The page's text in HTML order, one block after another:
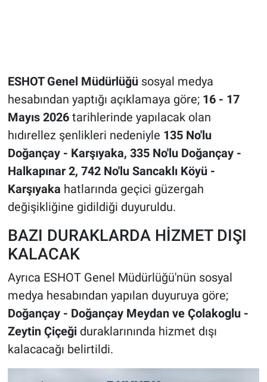
ESHOT Genel Müdürlüğüsosyal medya
hesabından yaptığı açıklamaya göre; 16 - 17
Mayıs 2026 tarihlerinde yapılacak olan
hıdırellez şenlikleri nedeniyle 135 No'lu
Doğançay - Karşıyaka, 335 No'lu Doğançay -
Halkapınar 2, 742 No'lu Sancaklı Köyü -
Karşıyaka hatlarında geçici güzergah
değişikliğine gidildiği duyuruldu.
BAZI DURAKLARDA HİZMET DIŞI
KALACAK
Ayrıca ESHOT Genel Müdürlüğü'nün sosyal
medya hesabından yapılan duyuruya göre;
Doğançay - Doğançay Meydan ve Çolakoglu -
Zeytin Çiçeğiduraklarınında hizmet dışı
kalacacağı belirtildi.